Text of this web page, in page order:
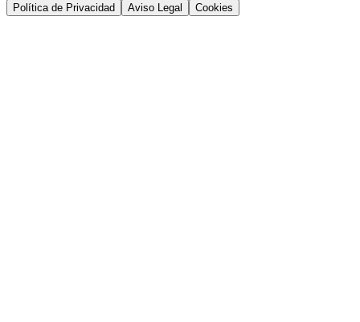
Política de Privacidad Aviso Legal Cookies